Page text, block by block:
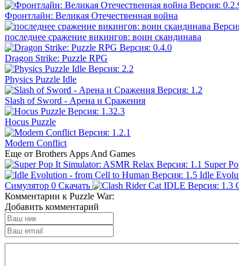
Фронтлайн: Великая Отечественная война
последнее сражение викингов: воин скандинава
Dragon Strike: Puzzle RPG
Physics Puzzle Idle
Slash of Sword - Арена и Сражения
Hocus Puzzle
Modern Conflict
Еще от Brothers Apps And Games
Super
Idle
Симулятор 0 Скачать
Комментарии к Puzzle War:
Добавить комментарий